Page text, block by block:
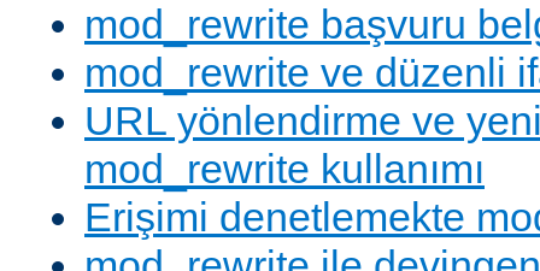
mod_rewrite başvuru
mod_rewrite ve düzenli
URL yönlendirme ve
mod_rewrite kullanımı
Erişimi denetlemekte